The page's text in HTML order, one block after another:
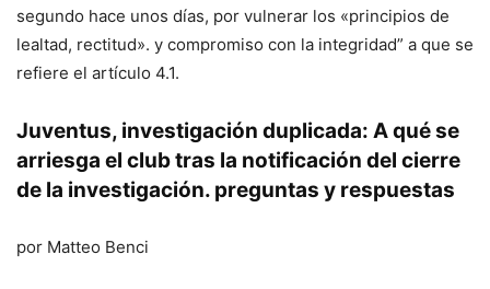
segundo hace unos días, por vulnerar los «principios de
lealtad, rectitud». y compromiso con la integridad” a que se
refiere el artículo 4.1.
Juventus, investigación duplicada: A qué se
arriesga el club tras la notificación del cierre
de la investigación. preguntas y respuestas
por Matteo Benci